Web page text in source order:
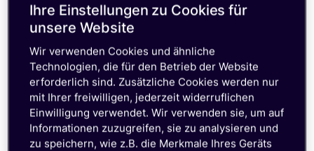
wird, stellt die Mobilfunkverbindung des
SuperNetwork sicher, dass die
weiterhin effektiv erreichen. Diese
erweiterte Konnektivität bietet eine
zuverlässige Sicherheitsstufe und
gewährleistet, dass Ihre Alarmsysteme
optimale Sicherheit und Schutz bieten.
Ihre Einstellungen zu Cookies für
unsere Website
Wir verwenden Cookies und ähnliche
Technologien, die für den Betrieb der Website
erforderlich sind. Zusätzliche Cookies werden nur
mit Ihrer freiwilligen, jederzeit widerruflichen
Einwilligung verwendet. Wir verwenden sie, um auf
Informationen zuzugreifen, sie zu analysieren und
zu speichern, wie z.B. die Merkmale Ihres Geräts